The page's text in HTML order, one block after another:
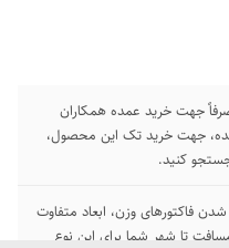
جهت خرید عمده همکاران
جهت خرید تک این محصول،
کنید.
فاکتورهای وزن، ابعاد متفاوت
تا شهر شما برای این نوع